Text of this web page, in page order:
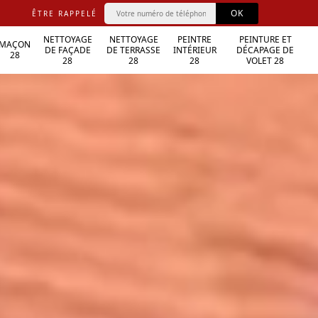
ÊTRE RAPPELÉ
28
NETTOYAGE
DE FAÇADE
28
NETTOYAGE
DE TERRASSE
28
PEINTRE
INTÉRIEUR
28
PEINTURE ET
DÉCAPAGE DE
VOLET 28